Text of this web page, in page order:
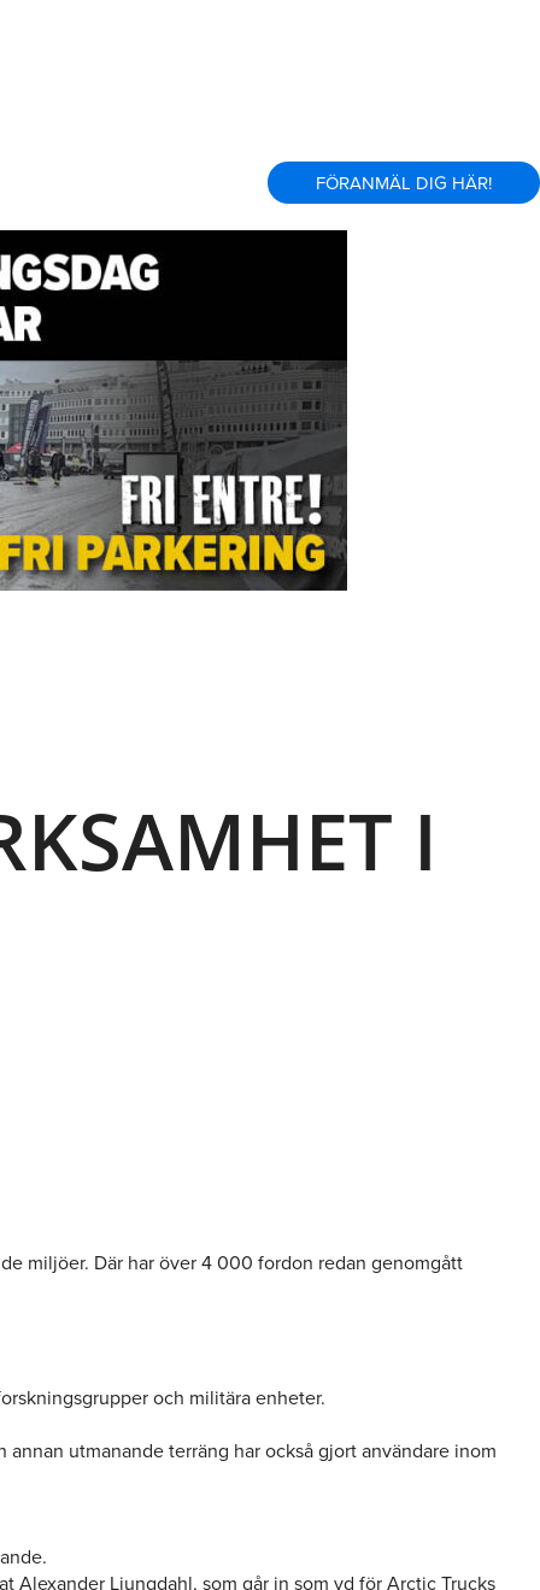
FÖRANMÄL DIG HÄR!
I
miljöer. Där har över 4 000 fordon redan genomgått
och militära enheter.
utmanande terräng har också gjort användare inom
Alexander Ljungdahl, som går in som vd för Arctic Trucks